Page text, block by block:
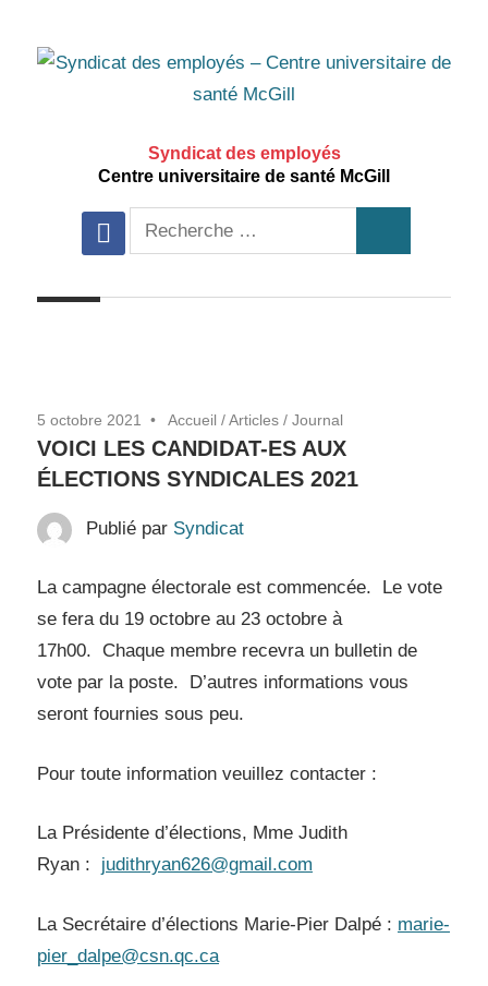
au
contenu
Syndicat des employés
Centre universitaire de santé McGill
facebookRecherche
pour:
5 octobre 2021 Accueil /Articles / Journal
VOICI LES CANDIDAT-ES AUX
ÉLECTIONS SYNDICALES 2021
Publié par Syndicat
La campagne électorale est commencée. Le vote
se fera du 19 octobre au 23 octobre à
17h00. Chaque membre recevra un bulletin de
vote par la poste. D’autres informations vous
seront fournies sous peu.
Pour toute information veuillez contacter :
La Présidente d’élections, Mme Judith
Ryan : judithryan626@gmail.com
La Secrétaire d’élections Marie-Pier Dalpé : marie-
pier_dalpe@csn.qc.ca